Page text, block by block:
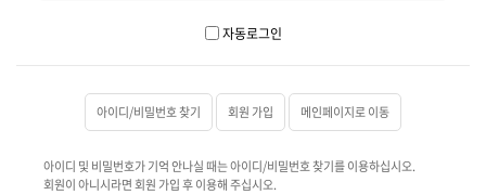
자동로그인
아이디/비밀번호 찾기 회원 가입 메인페이지로 이동
아이디 및 비밀번호가 기억 안나실 때는 아이디/비밀번호 찾기를 이용하십시오.
회원이 아니시라면 회원 가입 후 이용해 주십시오.